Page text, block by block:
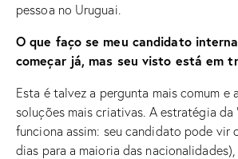
pessoa no Uruguai.
O que faço se meu candidato
começar já, mas seu visto está em
Esta é talvez a pergunta mais comum e
soluções mais criativas. A estratégia da
funciona assim: seu candidato pode vir
dias para a maioria das